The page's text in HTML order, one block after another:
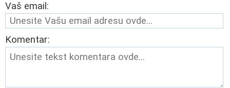
Vaš email:
Komentar: